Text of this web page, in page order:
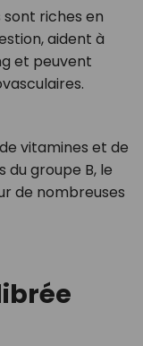
riches en
aident à
et peuvent
vitamines et de
groupe B, le
de nombreuses